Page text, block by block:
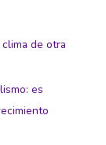
de otra
es